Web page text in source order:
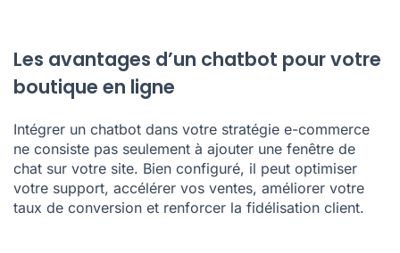
Les avantages d’un chatbot pour votre
boutique en ligne
Intégrer un chatbot dans votre stratégie e-commerce
ne consiste pas seulement à ajouter une fenêtre de
chat sur votre site. Bien configuré, il peut optimiser
votre support, accélérer vos ventes, améliorer votre
taux de conversion et renforcer la fidélisation client.